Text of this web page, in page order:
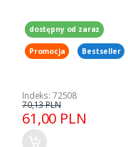
dostępny od zaraz
Promocja Bestseller
Indeks: 72508
61,00 PLN
70,13 PLN